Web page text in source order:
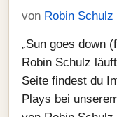
von Robin Schulz
„Sun goes down
Robin Schulz
Seite findest du
Plays bei